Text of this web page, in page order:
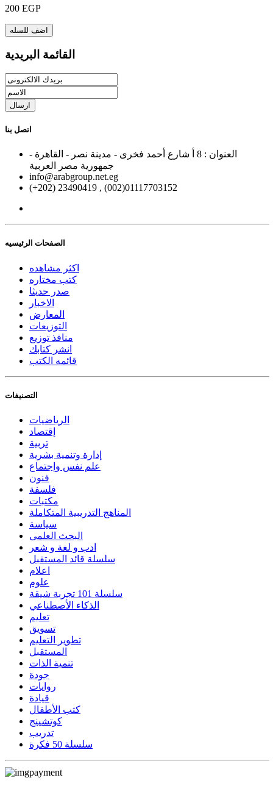
200 EGP
اضف للسله
القائمة البريدية
ارسال
اتصل بنا
العنوان : 8 أ شارع أحمد فخرى - مدينة نصر - القاهرة -
جمهورية مصر العربية
info@arabgroup.net.eg
(+202) 23490419 , (002)01117703152
الصفحات الرئيسيه
اكثر مشاهده
كتب مختاره
صدر حديثا
الاخبار
المعارض
التوزيعات
منافذ توزيع
انشر كتابك
قائمه الكتب
التصنيفات
الرياضيات
إقتصاد
تربية
إدارة وتنمية بشرية
علم نفس وإجتماع
فنون
فلسفة
مكتبات
المناهج التدريبية المتكاملة
سياسة
البحث العلمى
ادب و لغة و شعر
سلسلة قائد المستقبل
اعلام
علوم
سلسلة 101 تجربة شيقة
الذكاء الأصطناعي
تعليم
تسويق
تطوير التعليم
المستقبل
تنمية الذات
جودة
روايات
قيادة
كتب الأطفال
كوتشينج
تدريب
سلسلة 50 فكرة